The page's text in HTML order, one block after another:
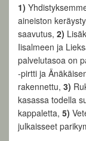
1)
aineiston
saavutus, 2)
Iisalmeen ja
palvelutasoa on
-pirtti ja
rakennettu, 3)
kasassa todella
kappaletta, 5)
julkaisseet